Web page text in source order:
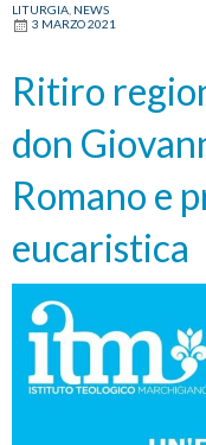
Romano
Vittorio
Viola
LITURGIA NEWS
3 MARZO 2021
Ritiro
don
Romano e
eucaristica